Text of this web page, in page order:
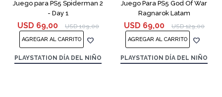
Juego para PS5 Spiderman 2
- Day 1
USD 69,00 USD 109,00
PLAYSTATION DÍA DEL NIÑO
Juego Para PS5 God Of War
Ragnarok Latam
USD 69,00 USD 129,00
PLAYSTATION DÍA DEL NIÑO